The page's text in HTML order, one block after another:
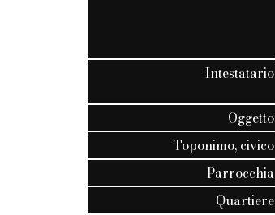
Intestatario
Oggetto
Toponimo, civico
Parrocchia
Quartiere